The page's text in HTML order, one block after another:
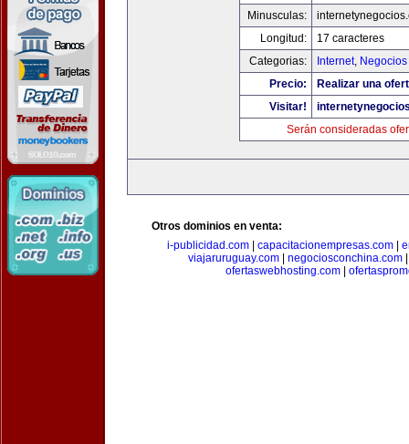
Minusculas:
Longitud:
17 caracteres
Categorias:
Internet, Negocios
Precio:
Realizar una
Visitar!
Serán consideradas
Otros dominios en venta:
i-publicidad.com| capacitacionempresas.com|
viajaruruguay.com| negociosconchina.com
ofertaswebhosting.com|